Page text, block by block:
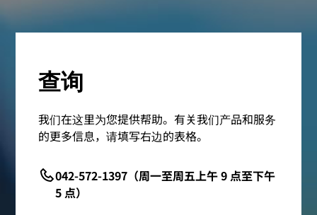
查询
我们在这里为您提供帮助。有关我们产品和服务
的更多信息，请填写右边的表格。
042-572-1397（周一至周五上午 9 点至下午
5 点）